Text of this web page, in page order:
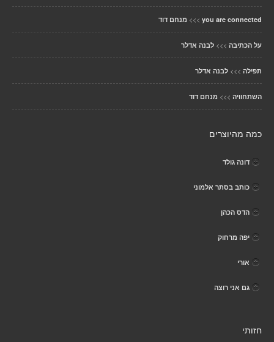
you are connected
>>> מנחם דוד
על הכתיבה >>> לבנה אדלר
תפילה >>> לבנה אדלר
השתחוויה >>> מנחם דוד
כמה מהיוצרים
דונה גולד
כותב בסתר אלמוני
הדס הכהן
יפה מרחוק
אורי
גם אני רוצה
חזותי